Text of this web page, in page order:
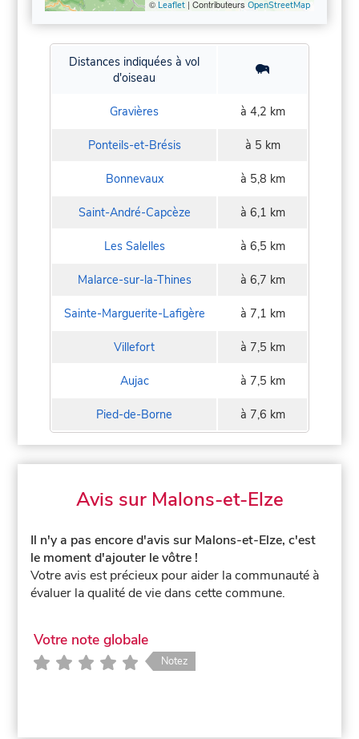
© Leaflet| Contributeurs OpenStreetMap
Distances indiquées à vol
d'oiseau
Gravières à 4,2 km
Ponteils-et-Brésis à 5 km
Bonnevaux à 5,8 km
Saint-André-Capcèze à 6,1 km
Les Salelles à 6,5 km
Malarce-sur-la-Thines à 6,7 km
Sainte-Marguerite-Lafigère à 7,1 km
Villefort à 7,5 km
Aujac à 7,5 km
Pied-de-Borne à 7,6 km
Avis sur Malons-et-Elze
Il n'y a pas encore d'avis sur Malons-et-Elze, c'est
le moment d'ajouter le vôtre !
Votre avis est précieux pour aider la communauté à
évaluer la qualité de vie dans cette commune.
Votre note globale
Notez